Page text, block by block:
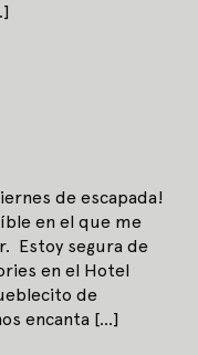
de escapada!
en el que me
Estoy segura de
en el Hotel
de
encanta [...]